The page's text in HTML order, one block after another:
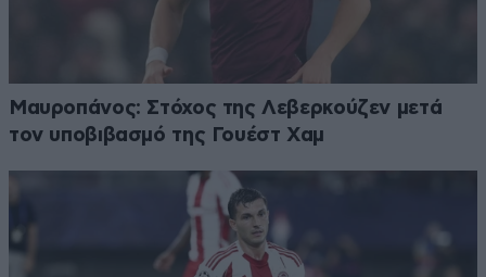
Μαυροπάνος: Στόχος της Λεβερκούζεν μετά
τον υποβιβασμό της Γουέστ Χαμ